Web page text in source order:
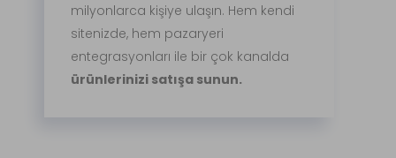
milyonlarca kişiye ulaşın. Hem kendi
sitenizde, hem pazaryeri
entegrasyonları ile bir çok kanalda
ürünlerinizi satışa sunun.